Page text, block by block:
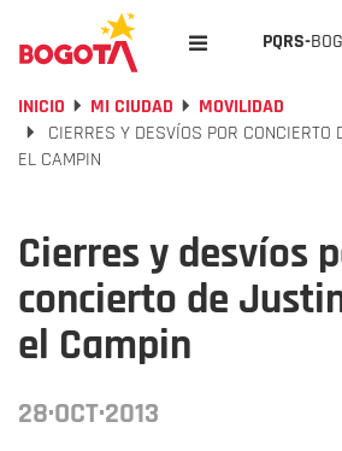
PQRS-
INICIO MI CIUDAD
MOVILIDAD
CIERRES Y DESVÍOS POR
EL CAMPIN
Cierres y desvíos
concierto de
el Campin
28·OCT·2013